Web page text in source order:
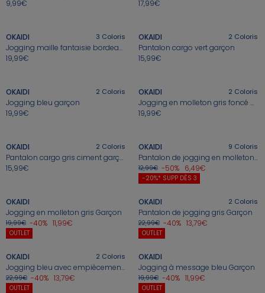
⏱️ Last days
Nos sélections
Nos conseils
Idées Cadeaux Naissance
Nos conseils
Nos conseils
Nos sélections
Nouvelle collection J'en profite
Nos conseils
Jeux sportifs
9,99€
17,99€
OKAIDI 3 Coloris
Jogging maille fantaisie bordeaux garçon
19,99€
OKAIDI 2 Coloris
Pantalon cargo vert garçon
15,99€
OKAIDI 2 Coloris
Jogging bleu garçon
19,99€
OKAIDI 2 Coloris
Jogging en molleton gris foncé Garçon
19,99€
OKAIDI 2 Coloris
Pantalon cargo gris ciment garçon
15,99€
-20%* SUPP DÈS 3
OKAIDI 9 Coloris
Pantalon de jogging en molleton vert garçon
12,99€ -50% 6,49€
OUTLET
OKAIDI
Jogging en molleton gris Garçon
19,99€ -40% 11,99€
+
OUTLET
OKAIDI 2 Coloris
Pantalon de jogging gris Garçon
22,99€ -40% 13,79€
+
OUTLET
OKAIDI 2 Coloris
Jogging bleu avec empiècements Garçon
22,99€ -40% 13,79€
+
OUTLET
OKAIDI
Jogging à message bleu Garçon
19,99€ -40% 11,99€
+ +